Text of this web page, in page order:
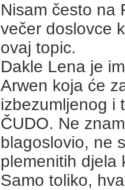
Nisam često na
večer doslovce
ovaj topic.
Dakle Lena je
Arwen koja će
izbezumljenog i
ČUDO. Ne
blagoslovio, ne
plemenitih djela
Samo toliko,